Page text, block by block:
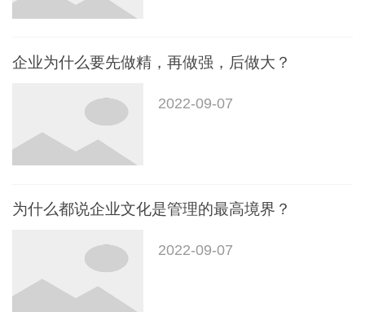
企业为什么要先做精，再做强，后做大？
2022-09-07
为什么都说企业文化是管理的最高境界？
2022-09-07